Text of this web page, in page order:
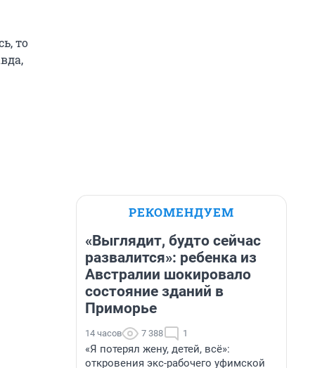
то
РЕКОМЕНДУЕМ
«Выглядит, будто сейчас
развалится»: ребенка из
Австралии шокировало
состояние зданий в
Приморье
14 часов 7 388 1
«Я потерял жену, детей, всё»:
откровения экс-рабочего уфимской